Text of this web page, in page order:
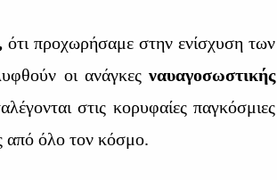
ότι προχωρήσαμε στην ενίσχυση των
οι ανάγκες ναυαγοσωστικής
στις κορυφαίες παγκόσμιες
από όλο τον κόσμο.